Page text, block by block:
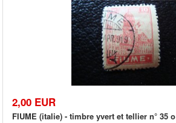
2,00 EUR
FIUME (italie) - timbre yvert et tellier n° 35 o